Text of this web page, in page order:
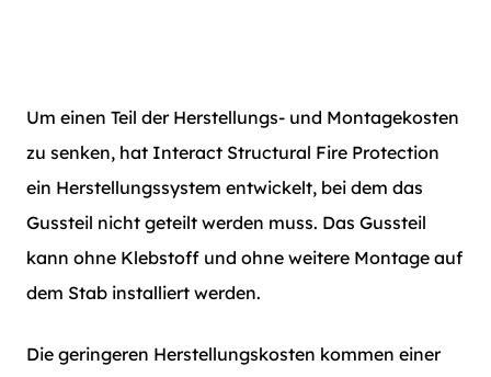
Um einen Teil der Herstellungs- und Montagekosten
zu senken, hat Interact Structural Fire Protection
ein Herstellungssystem entwickelt, bei dem das
Gussteil nicht geteilt werden muss. Das Gussteil
kann ohne Klebstoff und ohne weitere Montage auf
dem Stab installiert werden.
Die geringeren Herstellungskosten kommen einer